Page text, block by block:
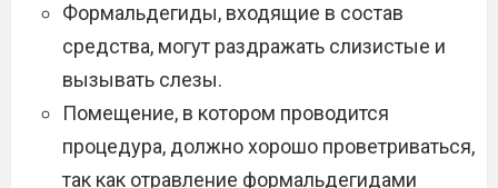
Формальдегиды, входящие в состав
средства, могут раздражать слизистые и
вызывать слезы.
Помещение, в котором проводится
процедура, должно хорошо проветриваться,
так как отравление формальдегидами